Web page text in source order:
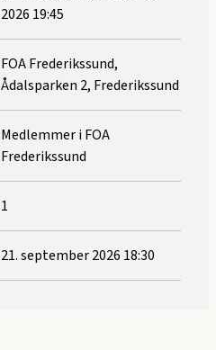
2026 19:45
FOA Frederikssund,
Ådalsparken 2, Frederikssund
Medlemmer i FOA
Frederikssund
1
21. september 2026 18:30